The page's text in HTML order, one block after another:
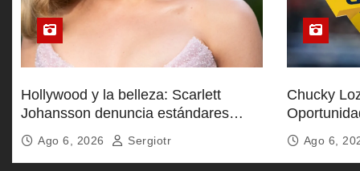
Hollywood y la belleza: Scarlett
Johansson denuncia estándares
inalcanzables
Ago 6, 2026 Sergiotr
Chucky
Galaxy
Ago 6,